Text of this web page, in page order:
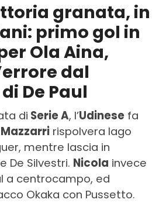
granata, in
primo gol in
Ola Aina,
dal
De Paul
di Serie A, l’Udinesefa
rispolvera Iago
mentre lascia in
De Silvestri. Nicola invece
a centrocampo, ed
Okaka con Pussetto.